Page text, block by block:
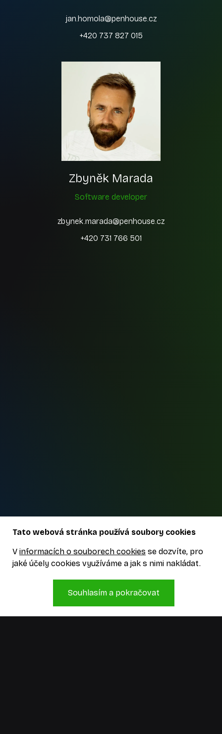
jan.homola@penhouse.cz
+420 737 827 015
Zbyněk Marada
Software developer
zbynek.marada@penhouse.cz
+420 731 766 501
Tato webová stránka používá soubory cookies
V informacích o souborech cookies se dozvíte, pro
jaké účely cookies využíváme a jak s nimi nakládat.
Souhlasím a pokračovat